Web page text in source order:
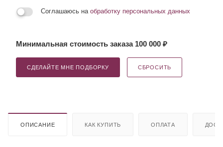
Соглашаюсь на обработку персональных данных
Минимальная стоимость заказа 100 000 ₽
СДЕЛАЙТЕ МНЕ ПОДБОРКУ СБРОСИТЬ
ОПИСАНИЕ КАК КУПИТЬ ОПЛАТА